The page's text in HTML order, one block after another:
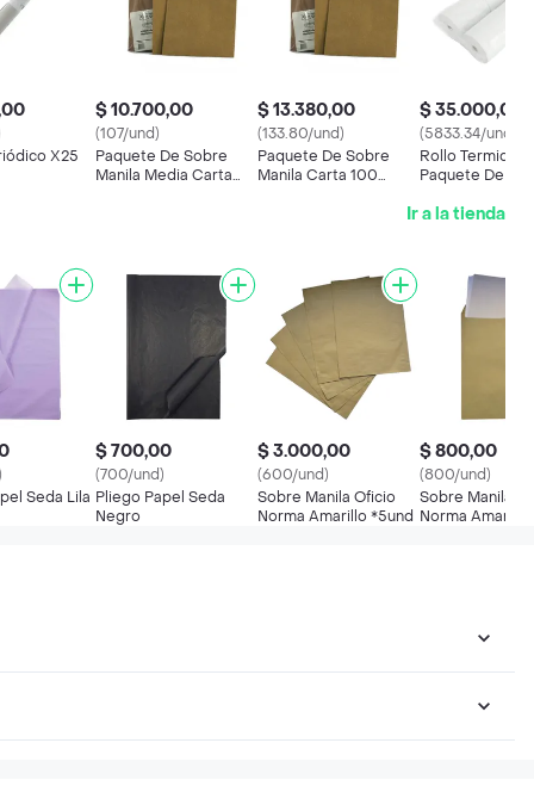
X25
$ 10.700,00
(107/und)
Paquete De Sobre
Manila Media Carta
$ 13.380,00
(133.80/und)
Paquete De Sobre
Manila Carta 100
$ 35.000,00
(5833.34/und)
Rollo Termico
Paquete De 6
Ir a la tienda
Seda Lila
$ 700,00
(700/und)
Pliego Papel Seda
Negro
$ 3.000,00
(600/und)
Sobre Manila Oficio
Norma Amarillo *5und
$ 800,00
(800/und)
Sobre Manila
Norma Amarillo